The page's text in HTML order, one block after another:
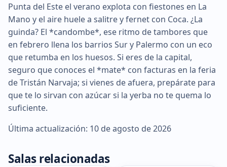
Punta del Este el verano explota con fiestones en La
Mano y el aire huele a salitre y fernet con Coca. ¿La
guinda? El *candombe*, ese ritmo de tambores que
en febrero llena los barrios Sur y Palermo con un eco
que retumba en los huesos. Si eres de la capital,
seguro que conoces el *mate* con facturas en la feria
de Tristán Narvaja; si vienes de afuera, prepárate para
que te lo sirvan con azúcar si la yerba no te quema lo
suficiente.
Última actualización: 10 de agosto de 2026
Salas relacionadas